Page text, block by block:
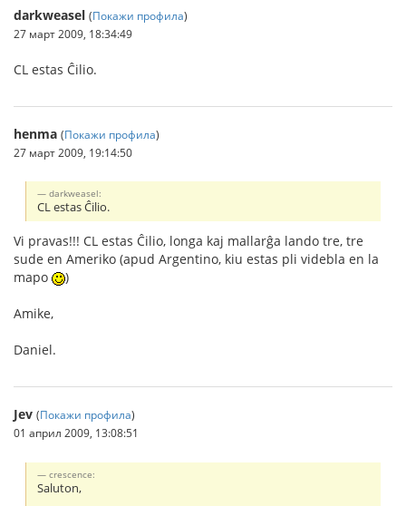
darkweasel (Покажи профила)
27 март 2009, 18:34:49
CL estas Ĉilio.
henma (Покажи профила)
27 март 2009, 19:14:50
darkweasel:
CL estas Ĉilio.
Vi pravas!!! CL estas Ĉilio, longa kaj mallarĝa lando tre, tre
sude en Ameriko (apud Argentino, kiu estas pli videbla en la
mapo
)
Amike,
Daniel.
Jev (Покажи профила)
01 април 2009, 13:08:51
crescence:
Saluton,